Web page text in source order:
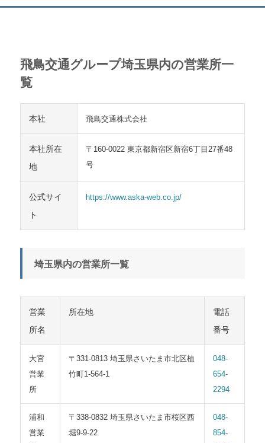
飛鳥交通グループ埼玉県内の営業所一
覧
本社 飛鳥交通株式会社
本社所在
地
〒160-0022 東京都新宿区新宿6丁目27番48
号
公式サイ
ト
https://www.aska-web.co.jp/
埼玉県内の営業所一覧
営業
所名
所在地
電話
番号
大宮
営業
所
〒331-0813 埼玉県さいたま市北区植
竹町1-564-1
048-
654-
2294
浦和
営業
〒338-0832 埼玉県さいたま市桜区西
堀9-9-22
048-
854-